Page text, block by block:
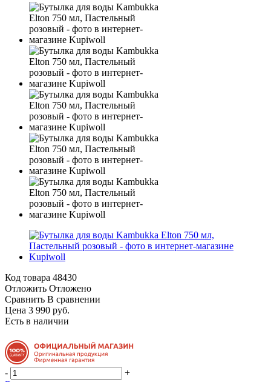
Код товара 48430
Отложить Отложено
Сравнить В сравнении
Цена 3 990 руб.
Есть в наличии
-
+